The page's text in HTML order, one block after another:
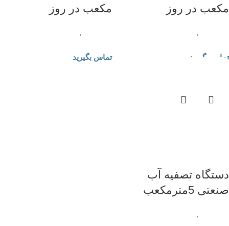
مکعب در روز
,
تماس بگیرید
مکعب در روز
,
تماس بگیرید
دستگاه تصفیه آب
صنعتی 5مترمکعب
,